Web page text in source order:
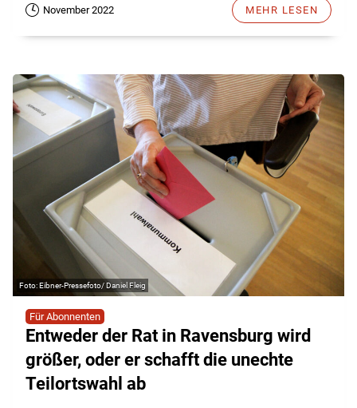
November 2022 MEHR LESEN
Eibner-Pressefoto/ Daniel Fleig
Für Abonnenten
Entweder der Rat in Ravensburg wird
größer, oder er schafft die unechte
Teilortswahl ab